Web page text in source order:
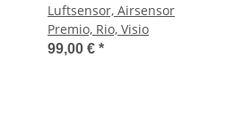
Luftsensor, Airsensor
Premio, Rio, Visio
99,00 € *